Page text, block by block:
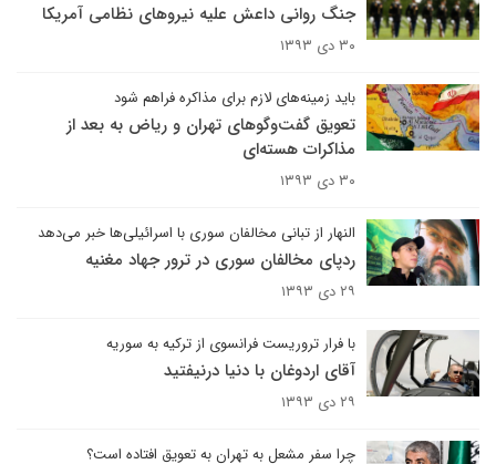
جنگ روانی داعش علیه نیروهای نظامی آمریکا
۳۰ دی ۱۳۹۳
باید زمینه‌های لازم برای مذاکره فراهم شود
تعویق گفت‌وگوهای تهران و ریاض به بعد از
مذاکرات هسته‌ای
۳۰ دی ۱۳۹۳
النهار از تبانی مخالفان سوری با اسرائیلی‌ها خبر می‌دهد
ردپای مخالفان سوری در ترور جهاد مغنیه
۲۹ دی ۱۳۹۳
با فرار تروریست فرانسوی از ترکیه به سوریه
آقای اردوغان با دنیا درنیفتید
۲۹ دی ۱۳۹۳
چرا سفر مشعل به تهران به تعویق افتاده است؟